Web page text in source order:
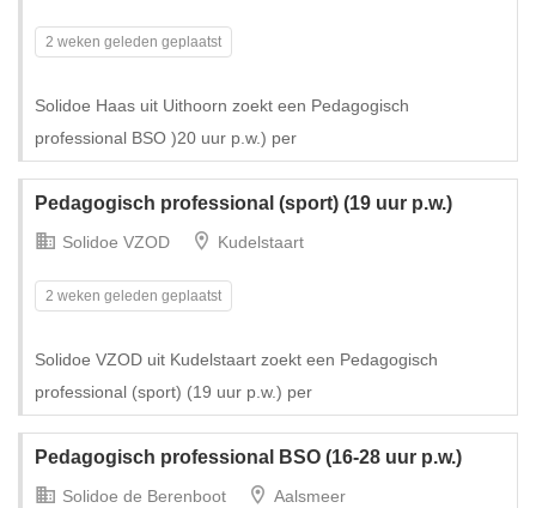
2 weken geleden geplaatst
Solidoe Haas uit Uithoorn zoekt een Pedagogisch
professional BSO )20 uur p.w.) per
Pedagogisch professional (sport) (19 uur p.w.)
Solidoe VZOD Kudelstaart
2 weken geleden geplaatst
Solidoe VZOD uit Kudelstaart zoekt een Pedagogisch
professional (sport) (19 uur p.w.) per
Pedagogisch professional BSO (16-28 uur p.w.)
Solidoe de Berenboot Aalsmeer